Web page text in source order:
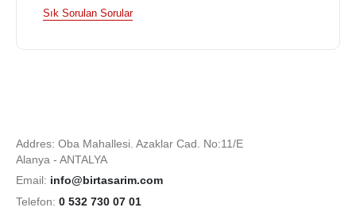
Sık Sorulan Sorular
Addres: Oba Mahallesi. Azaklar Cad. No:11/E
Alanya - ANTALYA
Email: info@birtasarim.com
Telefon: 0 532 730 07 01